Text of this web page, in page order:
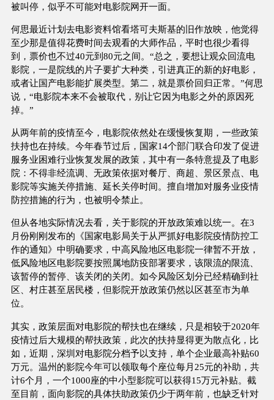
被叫停，似乎不可能对电影院网开一面。
何思最近计划去电影资料馆看塔可夫斯基的旧作放映，他觉得
至少那是值得花费时间去观看的大师作品，平时也很少看得
到，票价也不过40元到80元之间。“总之，要想让观众回流电
影院，一是院线的片子要扩大种类，引进真正的新的好电影，
或者让国产电影能扩展类型。第二，就是票价回归正常。”何思
说，“电影院本来不会被取代，别让它因为电影之外的原因死
掉。”
从两年前的疫情至今，电影院依然处在缓慢恢复期，一些政策
扶持也在持续。今年春节过后，国家14个部门联合印发了促进
服务业困难行业恢复发展的政策，其中有一条特意提及了电影
院：不得非经流调、无政策依据对餐厅、商超、景区景点、电
影院等实施关停措施、延长关停时间。擅自增加对服务业疫情
防控措施的行为，也被明令禁止。
但从各地实际情况去看，关于影院的开放政策难以统一。在3
月份刚刚发布的《国家电影局关于从严抓好电影院疫情防控工
作的通知》中明确要求，中高风险地区电影院一律暂不开放，
低风险地区电影院要按照属地防疫部署要求，该限流的限流、
该暂停的暂停、该关闭的关闭。如今风险区划分已经精确到社
区、村庄甚至居民楼，但影院开放政策仍然以区甚至市为单
位。
其实，政策层面对电影院的帮扶也在继续，只是相较于2020年
疫情过后大规模的帮扶政策，此次的扶持显得更为散点化，比
如，近期，深圳对电影院分档予以支持，单个企业最高补贴60
万元。温州的影院今年可以领取每个座位每月25元的补助，共
计6个月，一个1000座的中小型影院可以获得15万元补贴。截
至目前，面向影院的具体扶助政策仍少于两年前，也缺乏针对